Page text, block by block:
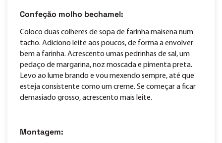
Confeção molho bechamel:
Coloco duas colheres de sopa de farinha maisena num
tacho. Adiciono leite aos poucos, de forma a envolver
bem a farinha. Acrescento umas pedrinhas de sal, um
pedaço de margarina, noz moscada e pimenta preta.
Levo ao lume brando e vou mexendo sempre, até que
esteja consistente como um creme. Se começar a ficar
demasiado grosso, acrescento mais leite.
Montagem: